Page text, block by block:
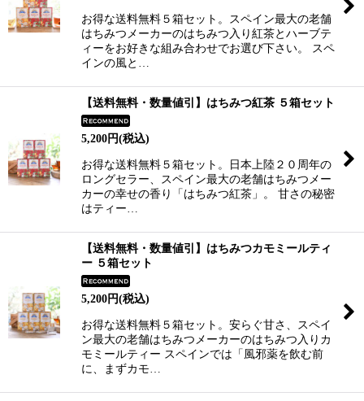
お得な送料無料５箱セット。スペイン最大の老舗
はちみつメーカーのはちみつ入り紅茶とハーブテ
ィーをお好きな組み合わせでお選び下さい。 スペ
インの風と…
【送料無料・数量値引】はちみつ紅茶 ５箱セット
5,200円(税込)
お得な送料無料５箱セット。日本上陸２０周年の
ロングセラー、スペイン最大の老舗はちみつメー
カーの幸せの香り「はちみつ紅茶」。 甘さの秘密
はティー…
【送料無料・数量値引】はちみつカモミールティ
ー ５箱セット
5,200円(税込)
お得な送料無料５箱セット。安らぐ甘さ、スペイ
ン最大の老舗はちみつメーカーのはちみつ入りカ
モミールティー スペインでは「風邪薬を飲む前
に、まずカモ…